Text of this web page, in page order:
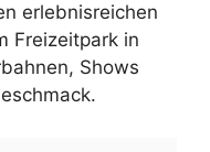
erlebnisreichen
Freizeitpark in
Shows